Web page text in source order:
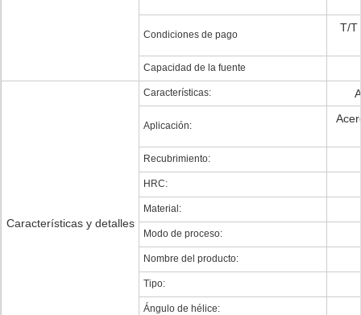
Condiciones de pago
T/T
Capacidad de la fuente
Características y detalles
Características:
Aplicación:
Recubrimiento:
HRC:
Material:
Modo de proceso:
Nombre del producto:
Tipo:
Ángulo de hélice: